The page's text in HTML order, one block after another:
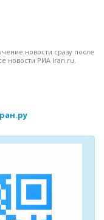
новости сразу после
новости РИА Iran.ru.